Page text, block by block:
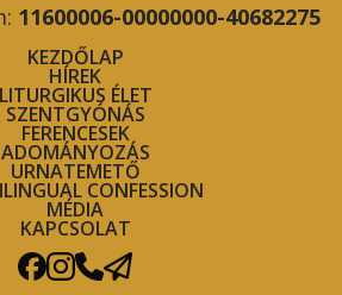
11600006-00000000-40682275
KEZDŐLAP
HÍREK
LITURGIKUS ÉLET
SZENTGYÓNÁS
FERENCESEK
ADOMÁNYOZÁS
URNATEMETŐ
CONFESSION
MÉDIA
KAPCSOLAT